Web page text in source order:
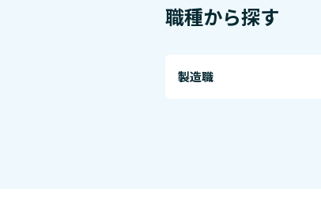
職種から探す
製造職